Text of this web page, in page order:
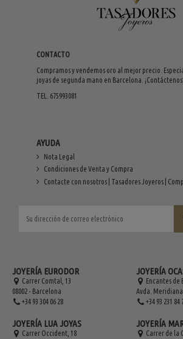
CONTACTO
Compramos y vendemos oro al mejor precio.
joyas de segunda mano en Barcelona. ¡Contáctenos!
TEL. 675993081
AYUDA
Nota Legal
Condiciones de Venta y Compra
Contacte con nosotros | Tasadores Joyeros |
JOYERÍA EURODOR
Carrer Comtal, 13
08002 - Barcelona
+34 93 304 06 28
JOYERÍA LUA JOYAS
Carrer Occident, 18
JOYERÍA
Encantes de
Avda.
+34 93 231 84
JOYERÍA
Carrer de la